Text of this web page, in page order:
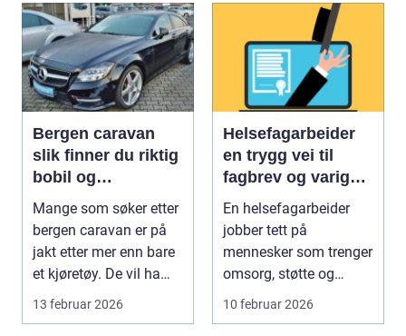
Bergen caravan
slik finner du riktig
bobil og
campingvogn på
vestlandet
Mange som søker etter
bergen caravan er på
jakt etter mer enn bare
et kjøretøy. De vil ha
frihet, fl...
13 februar 2026
Helsefagarbeider
en trygg vei til
fagbrev og varig
jobb
En helsefagarbeider
jobber tett på
mennesker som trenger
omsorg, støtte og
helsehjelp i hverdagen.
10 februar 2026